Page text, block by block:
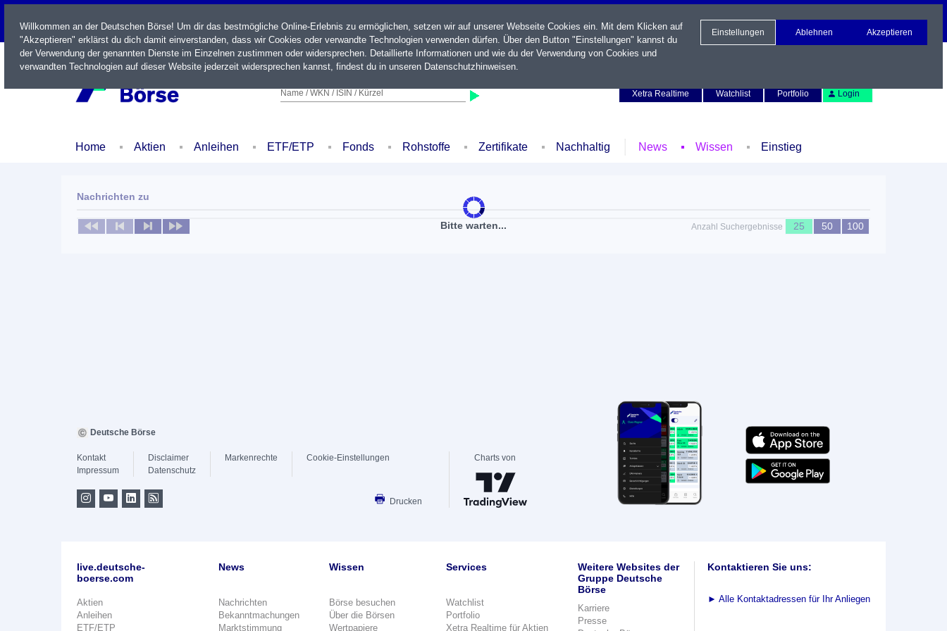
LIVE
Name / WKN / ISIN / Kürzel
Xetra Realtime
Watchlist Portfolio Login
Home Aktien Anleihen ETF/ETP Fonds Rohstoffe Zertifikate Nachhaltig News Wissen Einstieg
Bitte warten...
Nachrichten zu
Keine News verfügbar Anzahl Suchergebnisse 25 50 100
Willkommen an der Deutschen Börse! Um dir das bestmögliche Online-Erlebnis zu ermöglichen, setzen wir auf unserer Webseite Cookies ein. Mit dem Klicken auf
"Akzeptieren" erklärst du dich damit einverstanden, dass wir Cookies oder verwandte Technologien verwenden dürfen. Über den Button "Einstellungen" kannst du
der Verwendung der genannten Dienste im Einzelnen zustimmen oder widersprechen. Detaillierte Informationen und wie du der Verwendung von Cookies und
verwandten Technologien auf dieser Website jederzeit widersprechen kannst, findest du in unseren Datenschutzhinweisen.
Einstellungen Ablehnen Akzeptieren
Deutsche Börse
Kontakt
Impressum
Disclaimer
Datenschutz
Markenrechte Cookie-Einstellungen
Drucken
Charts von
live.deutsche-
boerse.com
Aktien
Anleihen
ETF/ETP
News
Nachrichten
Bekanntmachungen
Marktstimmung
Wissen
Börse besuchen
Über die Börsen
Wertpapiere
Services
Watchlist
Portfolio
Xetra Realtime für Aktien
Weitere Websites der
Gruppe Deutsche
Börse
Karriere
Presse
Kontaktieren Sie uns:
► Alle Kontaktadressen für Ihr Anliegen